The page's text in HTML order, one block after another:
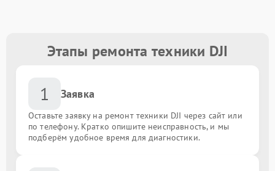
Этапы ремонта техники DJI
1 Заявка
Оставьте заявку на ремонт техники DJI через сайт или
по телефону. Кратко опишите неисправность, и мы
подберём удобное время для диагностики.